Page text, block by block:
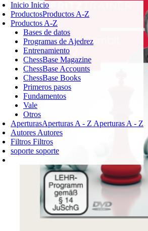
Inicio Inicio
ProductosProductos A-Z
Productos A-Z
Bases de datos
Programas de Ajedrez
Entrenamiento
ChessBase Magazine
ChessBase Accounts
ChessBase Books
Primeros pasos
Fundamentos
Vale
Otros
AperturasAperturas A - Z Aperturas A - Z
Autores Autores
Filtros Filtros
soporte soporte
Login
0